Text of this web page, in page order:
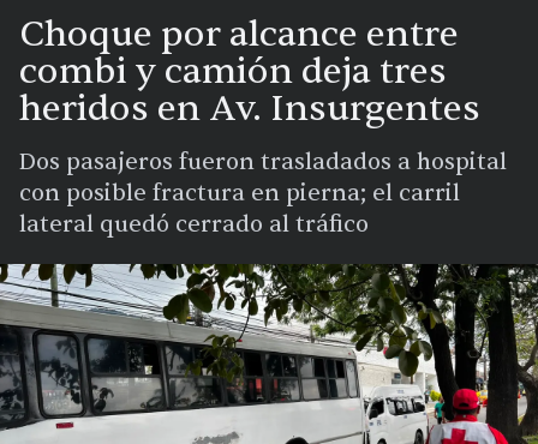
Choque por alcance entre
combi y camión deja tres
heridos en Av. Insurgentes
Dos pasajeros fueron trasladados a hospital
con posible fractura en pierna; el carril
lateral quedó cerrado al tráfico